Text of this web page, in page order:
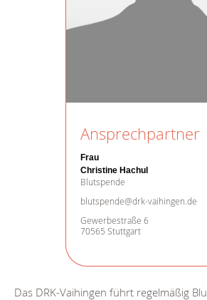
Ansprechpartner
Frau
Christine Hachul
Blutspende
blutspende@drk-vaihingen.de
Gewerbestraße 6
70565 Stuttgart
Das DRK-Vaihingen führt regelmäßig